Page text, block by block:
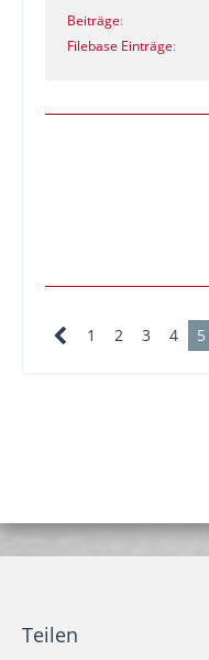
Beiträge
Filebase Einträge
1 2 3 4 5
Teilen